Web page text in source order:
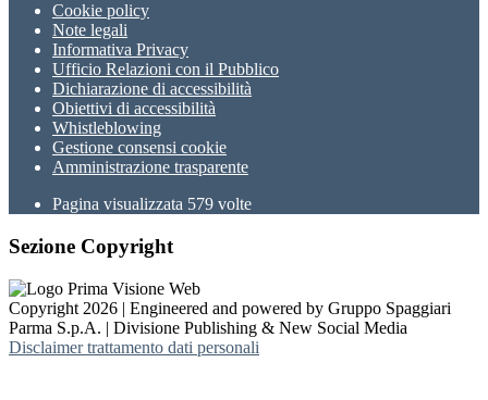
Cookie policy
Note legali
Informativa Privacy
Ufficio Relazioni con il Pubblico
Dichiarazione di accessibilità
Obiettivi di accessibilità
Whistleblowing
Gestione consensi cookie
Amministrazione trasparente
Pagina visualizzata 579 volte
Sezione Copyright
Copyright 2026 | Engineered and powered by Gruppo Spaggiari
Parma S.p.A. | Divisione Publishing & New Social Media
Disclaimer trattamento dati personali